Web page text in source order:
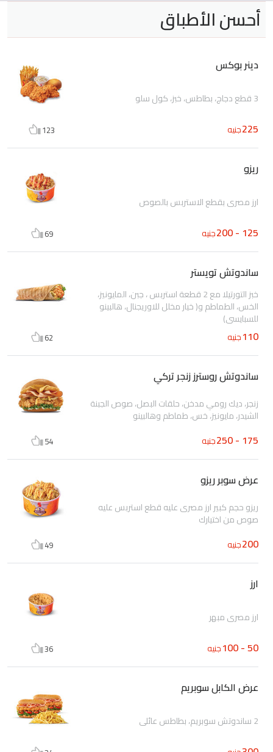
أحسن الأطباق
دينر بوكس
3 قطع دجاج، بطاطس، خبز، كول سلو
225جنيه 123
ريزو
ارز مصري بقطع الاستربس بالصوص
125 - 200 جنيه 69
ساندوتش تويستر
خبز التورتيلا مع 2 قطعة استربس ، جبن، المايونيز،
الخس، الطماطم و( خيار مخلل للاوريجنال، هالبينو
للسبايسى)
110جنيه 62
ساندوتش روسترز زنجر تركي
زنجر، ديك رومي مدخن، حلقات البصل، صوص الجبنة
الشيدر، مايونيز، خس، طماطم وهالبينو
175 - 250 جنيه 54
عرض سوبر ريزو
ريزو حجم كبير ارز مصرى عليه قطع استربس عليه
صوص من اختيارك
200جنيه 49
ارز
ارز مصري مبهر
50 - 100 جنيه 36
عرض الكابل سوبريم
2 ساندوتش سوبريم، بطاطس عائلي